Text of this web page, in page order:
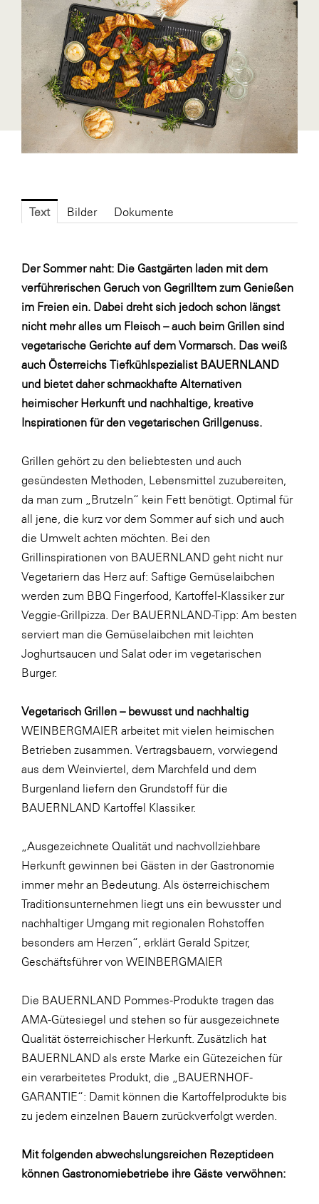
Blaguss
Bundesverband Sonnenschutztechnik
Cineplexx
Colmobil Austria
Controller Institut
Darbo
DOMOFERM
Essity
FG UBIT Salzburg
foodaffairs
Fressnapf
FRoSTA
FV Energierohstoff & Kraftstoff
Gardena
Gas Connect Austria
GBV - Verband gemeinnütziger
Bauvereinigungen
Getzner Werkstoffe
Heimat Österreich
ikp
Johnson & Johnson
JELD-WEN DANA
kosaplaner
LAT Nitrogen
Libro
Die Menü-Manufaktur
MTH Retail Group
OMV
OptimaMed
PHH Rechtsanwält:innen
Primark
Salesforce
sebamed
SeneCura
SKINUANCE®
Somfy
Sony DADC
SPIEGLTEC
STIHL Tirol
TAG GmbH
Text Bilder Dokumente
Der Sommer naht: Die Gastgärten laden mit dem
verführerischen Geruch von Gegrilltem zum Genießen
im Freien ein. Dabei dreht sich jedoch schon längst
nicht mehr alles um Fleisch – auch beim Grillen sind
vegetarische Gerichte auf dem Vormarsch. Das weiß
auch Österreichs Tiefkühlspezialist BAUERNLAND
und bietet daher schmackhafte Alternativen
heimischer Herkunft und nachhaltige, kreative
Inspirationen für den vegetarischen Grillgenuss.
Grillen gehört zu den beliebtesten und auch
gesündesten Methoden, Lebensmittel zuzubereiten,
da man zum „Brutzeln“ kein Fett benötigt. Optimal für
all jene, die kurz vor dem Sommer auf sich und auch
die Umwelt achten möchten. Bei den
Grillinspirationen von BAUERNLAND geht nicht nur
Vegetariern das Herz auf: Saftige Gemüselaibchen
werden zum BBQ Fingerfood, Kartoffel-Klassiker zur
Veggie-Grillpizza. Der BAUERNLAND-Tipp: Am besten
serviert man die Gemüselaibchen mit leichten
Joghurtsaucen und Salat oder im vegetarischen
Burger.
Vegetarisch Grillen – bewusst und nachhaltig
WEINBERGMAIER arbeitet mit vielen heimischen
Betrieben zusammen. Vertragsbauern, vorwiegend
aus dem Weinviertel, dem Marchfeld und dem
Burgenland liefern den Grundstoff für die
BAUERNLAND Kartoffel Klassiker.
„Ausgezeichnete Qualität und nachvollziehbare
Herkunft gewinnen bei Gästen in der Gastronomie
immer mehr an Bedeutung. Als österreichischem
Traditionsunternehmen liegt uns ein bewusster und
nachhaltiger Umgang mit regionalen Rohstoffen
besonders am Herzen“, erklärt Gerald Spitzer,
Geschäftsführer von WEINBERGMAIER
Die BAUERNLAND Pommes-Produkte tragen das
AMA-Gütesiegel und stehen so für ausgezeichnete
Qualität österreichischer Herkunft. Zusätzlich hat
BAUERNLAND als erste Marke ein Gütezeichen für
ein verarbeitetes Produkt, die „BAUERNHOF-
GARANTIE“: Damit können die Kartoffelprodukte bis
zu jedem einzelnen Bauern zurückverfolgt werden.
Mit folgenden abwechslungsreichen Rezeptideen
können Gastronomiebetriebe ihre Gäste verwöhnen: